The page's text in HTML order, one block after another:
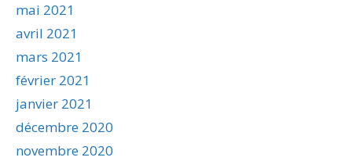
mai 2021
avril 2021
mars 2021
février 2021
janvier 2021
décembre 2020
novembre 2020